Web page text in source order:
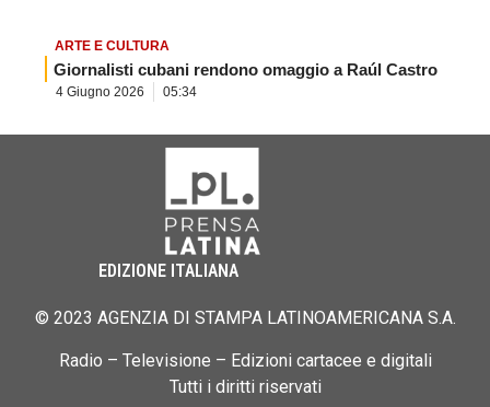
ARTE E CULTURA
Giornalisti cubani rendono omaggio a Raúl Castro
4 Giugno 2026 05:34
EDIZIONE ITALIANA
© 2023 AGENZIA DI STAMPA LATINOAMERICANA S.A.
Radio – Televisione – Edizioni cartacee e digitali
Tutti i diritti riservati